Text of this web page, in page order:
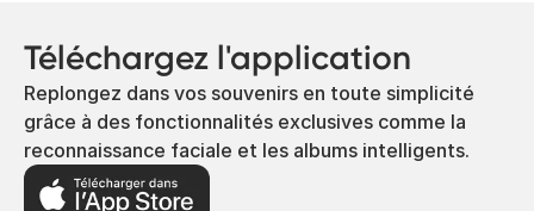
Téléchargez l'application
Replongez dans vos souvenirs en toute simplicité
grâce à des fonctionnalités exclusives comme la
reconnaissance faciale et les albums intelligents.